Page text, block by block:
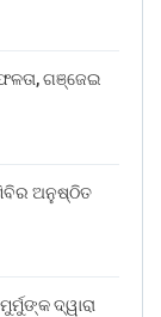
ଗଞ୍ଜେଇ
ଅନୁଷ୍ଠିତ
ଦ୍ୱାରା